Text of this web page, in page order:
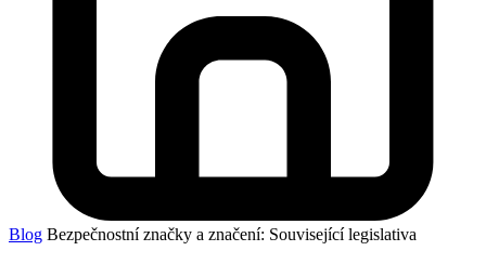
Blog Bezpečnostní značky a značení: Související legislativa